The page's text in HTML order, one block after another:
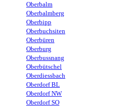
Oberbalm
Oberbalmberg
Oberbipp
Oberbuchsiten
Oberbüren
Oberburg
Oberbussnang
Oberbütschel
Oberdiessbach
Oberdorf BL
Oberdorf NW
Oberdorf SO